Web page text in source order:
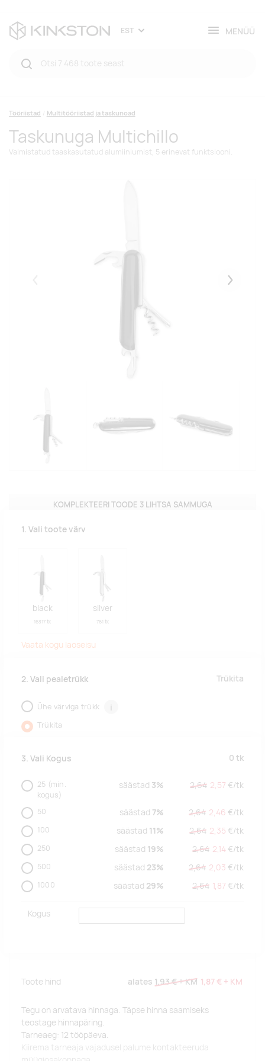
EST MENÜÜ
Tööriistad Multitööriistad ja taskunoad
Taskunuga Multichillo
Valmistatud taaskasutatud alumiiniumist, 5 erinevat funktsiooni.
KOMPLEKTEERI TOODE 3 LIHTSA SAMMUGA
1. Vali toote värv
black
16317 tk
silver
761 tk
Vaata kogu laoseisu
2. Vali pealetrükk Trükita
Ühe värviga trükk i
Trükita
3. Vali Kogus 0 tk
25 (min.
kogus)
säästad 3% 2,64 2,57 €/tk
50 säästad 7% 2,64 2,46 €/tk
100 säästad 11% 2,64 2,35 €/tk
250 säästad 19% 2,64 2,14 €/tk
500 säästad 23% 2,64 2,03 €/tk
1000 säästad 29% 2,64 1,87 €/tk
Kogus
Toote hind alates 1,93 €+ KM 1,87 € + KM
Tegu on arvatava hinnaga. Täpse hinna saamiseks
teostage hinnapäring.
Tarneaeg: 12 tööpäeva.
Kiirema tarneaja vajadusel palume kontakteeruda